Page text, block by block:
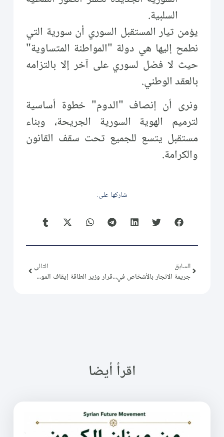
السلبية.
يؤمن تيار المستقبل السوري أن سورية التي
نطمح إليها هي دولة "المواطنة المتساوية"
حيث لا فضل لسوري على آخر إلا بالتزامه
بالعقد الوطني.
ونرى أن إنصاف "الدوم" خطوة أساسية
لترميم الهوية السورية الجريحة، وبناء
مستقبل يتسع للجميع تحت سقف القانون
والكرامة.
شاركها على:
السابق
جريمة الاتجار بالأشخاص في سورية
التالي
قرار وزير الطاقة إيقاف الموظف "طلال الحلاق"
اقرأ أيضا